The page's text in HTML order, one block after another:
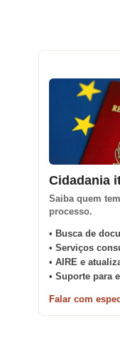
Cidadania
Saiba quem
processo.
• Busca de
• Serviços
• AIRE e
• Suporte para
Falar com